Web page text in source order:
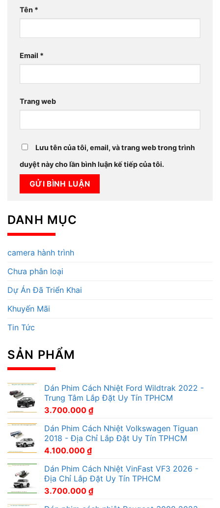
Tên *
Email *
Trang web
Lưu tên của tôi, email, và trang web trong trình
duyệt này cho lần bình luận kế tiếp của tôi.
DANH MỤC
camera hành trình
Chưa phân loại
Dự Án Đã Triển Khai
Khuyến Mãi
Tin Tức
SẢN PHẨM
Dán Phim Cách Nhiệt Ford Wildtrak 2022 -
Trung Tâm Lắp Đặt Uy Tín TPHCM
3.700.000 ₫
Dán Phim Cách Nhiệt Volkswagen Tiguan
2018 - Địa Chỉ Lắp Đặt Uy Tín TPHCM
4.100.000 ₫
Dán Phim Cách Nhiệt VinFast VF3 2026 -
Địa Chỉ Lắp Đặt Uy Tín TPHCM
3.700.000 ₫